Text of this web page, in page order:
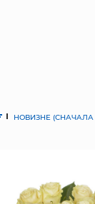
НОВИЗНЕ